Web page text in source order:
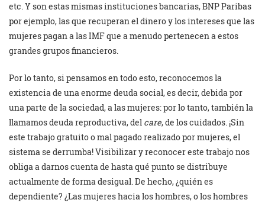
etc. Y son estas mismas instituciones bancarias, BNP Paribas
por ejemplo, las que recuperan el dinero y los intereses que las
mujeres pagan a las IMF que a menudo pertenecen a estos
grandes grupos financieros.
Por lo tanto, si pensamos en todo esto, reconocemos la
existencia de una enorme deuda social, es decir, debida por
una parte de la sociedad, a las mujeres: por lo tanto, también la
llamamos deuda reproductiva, del care, de los cuidados. ¡Sin
este trabajo gratuito o mal pagado realizado por mujeres, el
sistema se derrumba! Visibilizar y reconocer este trabajo nos
obliga a darnos cuenta de hasta qué punto se distribuye
actualmente de forma desigual. De hecho, ¿quién es
dependiente? ¿Las mujeres hacia los hombres, o los hombres